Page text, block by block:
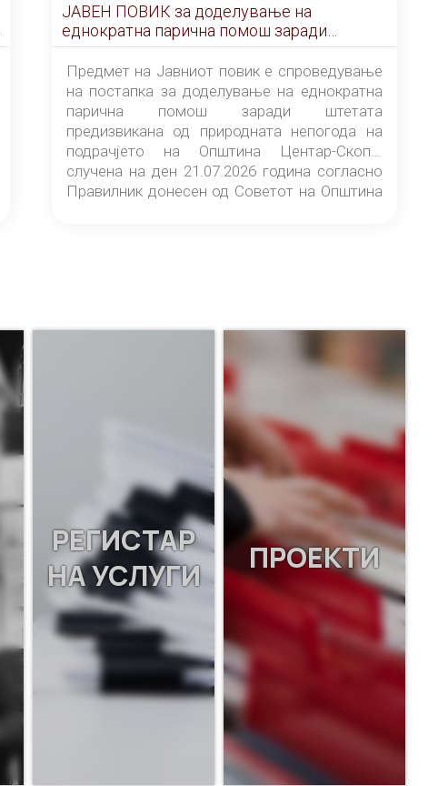
ЈАВЕН ПОВИК за доделување на
еднократна парична помош заради
штетата предизвикана од природната
непогода на подрачјето на Општина
Центар-Скопје случена на ден 21.07.2026
година
Предмет на Јавниот повик е спроведување
на постапка за доделување на еднократна
парична помош заради штетата
предизвикана од природната непогода на
подрачјето на Општина Центар-Скопје
случена на ден 21.07.2026 година согласно
Правилник донесен од Советот на Општина
РЕГИСТАР
НА УСЛУГИ
ПРОЕКТИ